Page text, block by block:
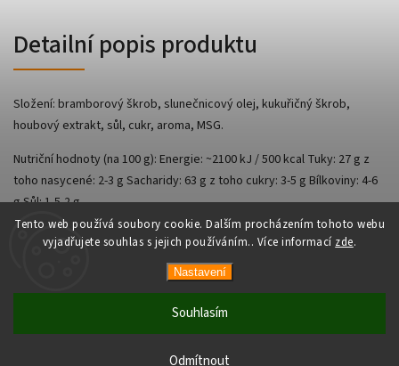
Tento web používá soubory cookie. Dalším procházením tohoto webu
vyjadřujete souhlas s jejich používáním.. Více informací zde.
Nastavení
Odmítnout
Souhlasím
Detailní popis produktu
Složení: bramborový škrob, slunečnicový olej, kukuřičný škrob,
houbový extrakt, sůl, cukr, aroma, MSG.
Nutriční hodnoty (na 100 g): Energie: ~2100 kJ / 500 kcal Tuky: 27 g z
toho nasycené: 2-3 g Sacharidy: 63 g z toho cukry: 3-5 g Bílkoviny: 4-6
g Sůl: 1,5-2 g
AsianShop
VytvořilShoptet | Design